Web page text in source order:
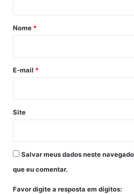
r
i
c
d
e
C
m
a
ç
i
B
rNome *
E-mail *
Site
Salvar meus dados neste
que eu comentar.
Favor digite a resposta em dígitos: